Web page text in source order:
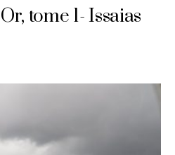
tome 1- Issaias